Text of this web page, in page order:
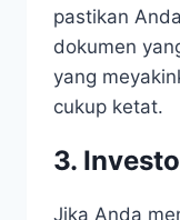
pastikan
dokumen
yang
cukup ketat.
3.
Jika Anda